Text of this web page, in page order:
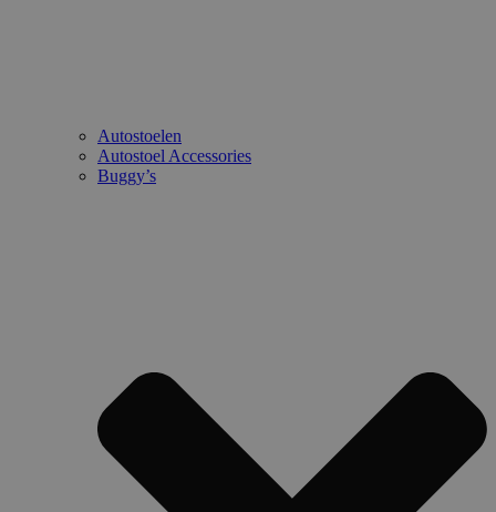
Autostoelen
Autostoel Accessories
Buggy’s